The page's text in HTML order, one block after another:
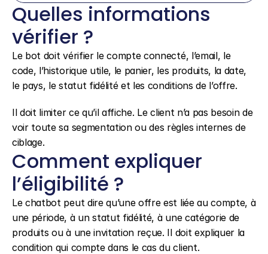
Quelles informations
vérifier ?
Le bot doit vérifier le compte connecté, l’email, le
code, l’historique utile, le panier, les produits, la date,
le pays, le statut fidélité et les conditions de l’offre.
Il doit limiter ce qu’il affiche. Le client n’a pas besoin de
voir toute sa segmentation ou des règles internes de
ciblage.
Comment expliquer
l’éligibilité ?
Le chatbot peut dire qu’une offre est liée au compte, à
une période, à un statut fidélité, à une catégorie de
produits ou à une invitation reçue. Il doit expliquer la
condition qui compte dans le cas du client.